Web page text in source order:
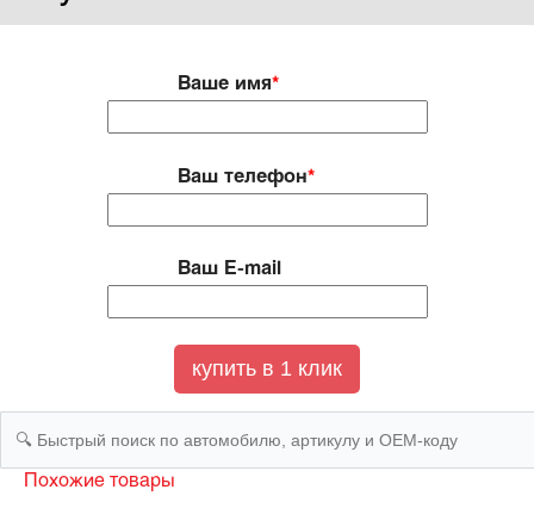
Ваше имя*
Ваш телефон*
Ваш E-mail
Похожие товары